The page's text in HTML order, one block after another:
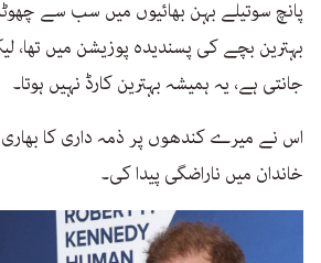
پانچ سوتیلے بہن بھائیوں میں سب سے
بہترین بچے کی پسندیدہ پوزیشن میں تھا،
جانتی ہے، یہ ہمیشہ بہترین کارڈ نہیں ہوتا۔
اس نے میرے کندھوں پر ذمہ داری کا بھاری
خاندان میں ناراضگی پیدا کی۔